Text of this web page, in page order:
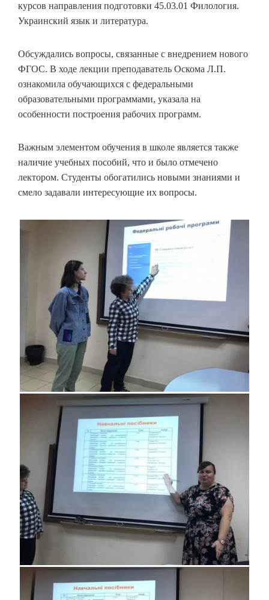
курсов направления подготовки 45.03.01 Филология.
Украинский язык и литература.
Обсуждались вопросы, связанные с внедрением нового
ФГОС. В ходе лекции преподаватель Оскома Л.П.
ознакомила обучающихся с федеральными
образовательными программами, указала на
особенности построения рабочих программ.
Важным элементом обучения в школе является также
наличие учебных пособий, что и было отмечено
лектором. Студенты обогатились новыми знаниями и
смело задавали интересующие их вопросы.